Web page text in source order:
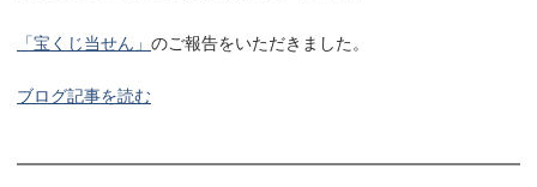
「宝くじ当せん」 のご報告をいただきました。
ブログ記事を読む